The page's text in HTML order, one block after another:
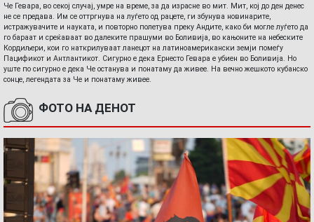
Че Гевара, во секој случај, умре на време, за да израсне во мит. Мит, кој до ден денес
не се предава. Им се оттргнува на луѓето од рацете, ги збунува новинарите,
истражувачите и науката, и повторно полетува преку Андите, како би могле луѓето да
го бараат и среќаваат во далеките прашуми во Боливија, во кањоните на небеските
Кордиљери, кои го наткрилуваат ланецот на латиноамерикански земји помеѓу
Пацификот и Антлантикот. Сигурно е дека Ернесто Гевара е убиен во Боливија. Но
уште по сигурно е дека Че останува и понатаму да живее. На вечно жешкото кубанско
сонце, легендата за Че и понатаму живее.
ФОТО НА ДЕНОТ